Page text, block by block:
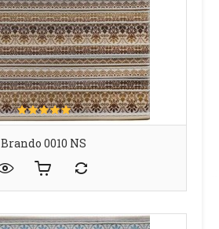
Brando 0010 NS